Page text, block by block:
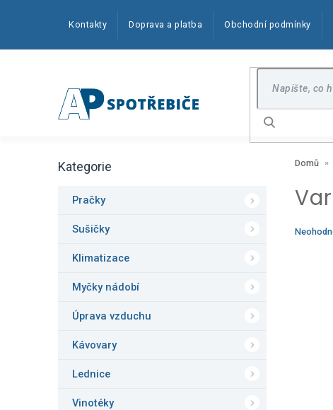
Kontakty Doprava a platba Obchodní podmínky
Hledat
o
Přeskočit
Kategorie
Pračky
Sušičky
Klimatizace
Myčky nádobí
Úprava vzduchu
Kávovary
Lednice
Vinotéky
Domů
Průměrné